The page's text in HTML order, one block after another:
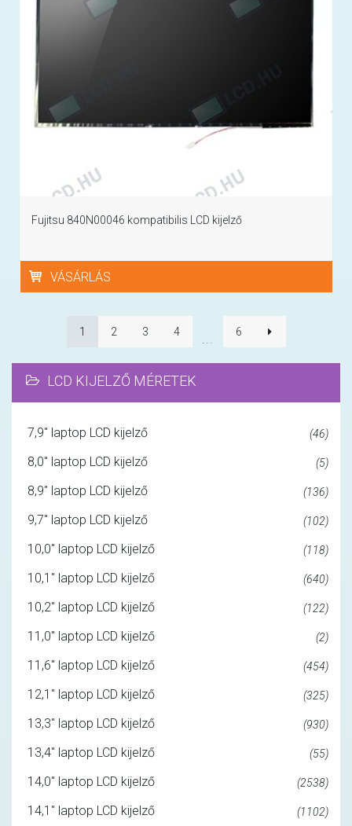
Fujitsu 840N00046 kompatibilis LCD kijelző
VÁSÁRLÁS
1 2 3 4 ... 6
LCD KIJELZŐ MÉRETEK
7,9" laptop LCD kijelző (46)
8,0" laptop LCD kijelző (5)
8,9" laptop LCD kijelző (136)
9,7" laptop LCD kijelző (102)
10,0" laptop LCD kijelző (118)
10,1" laptop LCD kijelző (640)
10,2" laptop LCD kijelző (122)
11,0" laptop LCD kijelző (2)
11,6" laptop LCD kijelző (454)
12,1" laptop LCD kijelző (325)
13,3" laptop LCD kijelző (930)
13,4" laptop LCD kijelző (55)
14,0" laptop LCD kijelző (2538)
14,1" laptop LCD kijelző (1102)